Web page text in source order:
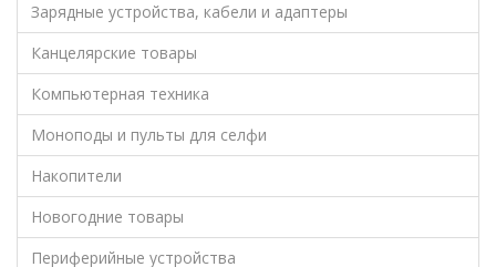
Зарядные устройства, кабели и адаптеры
Канцелярские товары
Компьютерная техника
Моноподы и пульты для селфи
Накопители
Новогодние товары
Периферийные устройства